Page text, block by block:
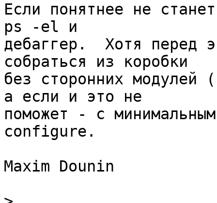
Если понятнее не
ps -el и
дебаггер.  Хотя перед
собраться из коробки
без сторонних
а если и это не
поможет - с
configure.
Maxim Dounin